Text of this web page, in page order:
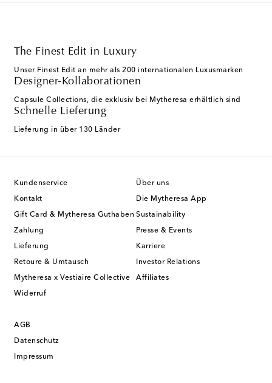
The Finest Edit in Luxury
Unser Finest Edit an mehr als 200 internationalen Luxusmarken
Designer-Kollaborationen
Capsule Collections, die exklusiv bei Mytheresa erhältlich sind
Schnelle Lieferung
Lieferung in über 130 Länder
Kundenservice
Kontakt
Gift Card & Mytheresa Guthaben
Zahlung
Lieferung
Retoure & Umtausch
Mytheresa x Vestiaire Collective
Widerruf
Über uns
Die Mytheresa App
Sustainability
Presse & Events
Karriere
Investor Relations
Affiliates
AGB
Datenschutz
Impressum